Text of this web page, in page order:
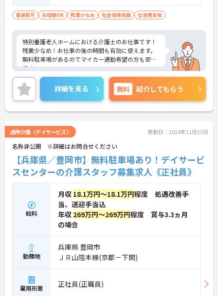
車通勤可 未経験OK 残業少なめ 社会保険完備 交通費支給
特別養護老人ホームにおける介護士のお仕事です！
残業少なめ！お仕事の後の時間も有効に使えます。
無料駐車場があるのでマイカー通勤希望の方も安心
です。
ご興味ある方には、面接のポイントなど、さらに詳
細をお話致しますのでお気軽にご相談ください。
詳細を見る 無料 紹介してもらう
通所介護（デイサービス） 更新日：2024年11月23日
名称非公開 ※詳細はお問合せください
【兵庫県／豊岡市】無料駐車場あり！デイサービ
スセンターの介護スタッフ募集求人《正社員》
給料
月収 18.1万円～18.1万円程度 処遇改善手
当、送迎手当込
年収 269万円～269万円程度 賞与3.3ヵ月
の場合
勤務地
兵庫県 豊岡市
ＪＲ山陰本線(京都－下関)
雇用形態 正社員(正職員)